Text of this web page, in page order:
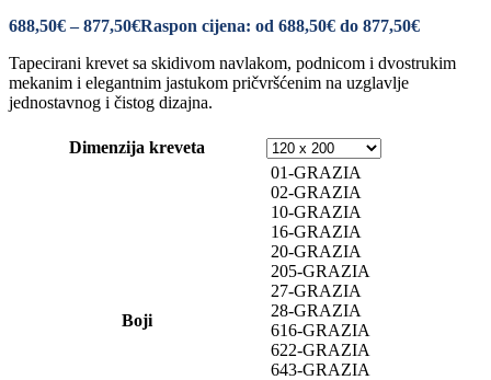
688,50€ – 877,50€Raspon cijena: od 688,50€ do 877,50€
Tapecirani krevet sa skidivom navlakom, podnicom i dvostrukim
mekanim i elegantnim jastukom pričvršćenim na uzglavlje
jednostavnog i čistog dizajna.
Dimenzija kreveta
Boji
01-GRAZIA
02-GRAZIA
10-GRAZIA
16-GRAZIA
20-GRAZIA
205-GRAZIA
27-GRAZIA
28-GRAZIA
616-GRAZIA
622-GRAZIA
643-GRAZIA